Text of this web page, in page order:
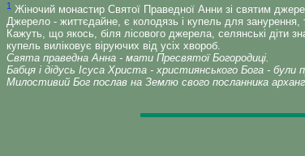
1 Жіночий монастир Святої Праведної Анни зі святим
Джерело - життєдайне, є колодязь і купель для занурення,
Кажуть, що якось, біля лісового джерела, селянські діти
купель виліковує віруючих від усіх хвороб.
Свята праведна Анна - мати Пресвятої Богородиці.
Бабця і дідусь Ісуса Христа - християнського Бога -
Милостивий Бог послав на Землю свого посланника